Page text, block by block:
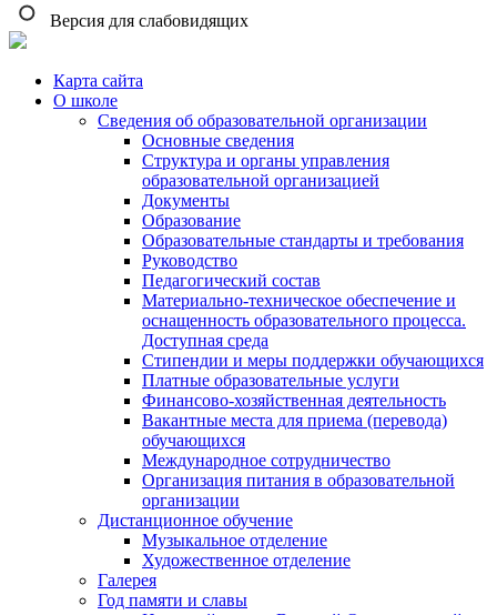
Версия для слабовидящих
Карта сайта
О школе
Сведения об образовательной организации
Основные сведения
Структура и органы управления
образовательной организацией
Документы
Образование
Образовательные стандарты и требования
Руководство
Педагогический состав
Материально-техническое обеспечение и
оснащенность образовательного процесса.
Доступная среда
Стипендии и меры поддержки обучающихся
Платные образовательные услуги
Финансово-хозяйственная деятельность
Вакантные места для приема (перевода)
обучающихся
Международное сотрудничество
Организация питания в образовательной
организации
Дистанционное обучение
Музыкальное отделение
Художественное отделение
Галерея
Год памяти и славы